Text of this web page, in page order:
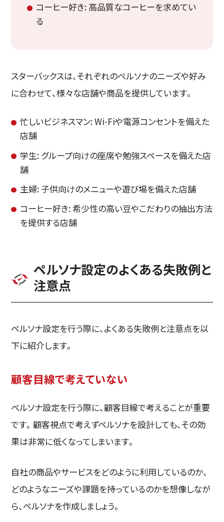
コーヒー好き: 高品質なコーヒーを求めてい
る
スターバックスは、それぞれのペルソナのニーズや好み
に合わせて、様々な店舗や商品を提供しています。
忙しいビジネスマン: Wi-Fiや電源コンセントを備えた
店舗
学生: グループ向けの座席や勉強スペースを備えた店
舗
主婦: 子供向けのメニューや遊び場を備えた店舗
コーヒー好き: 希少性の高い豆やこだわりの抽出方法
を提供する店舗
ペルソナ設定のよくある失敗例と
注意点
ペルソナ設定を行う際に、よくある失敗例と注意点を以
下に紹介します。
顧客目線で考えていない
ペルソナ設定を行う際に、顧客目線で考えることが重要
です。顧客視点で考えずペルソナを設計しても、その効
果は非常に低くなってしまいます。
自社の商品やサービスをどのように利用しているのか、
どのようなニーズや課題を持っているのかを想像しなが
ら、ペルソナを作成しましょう。